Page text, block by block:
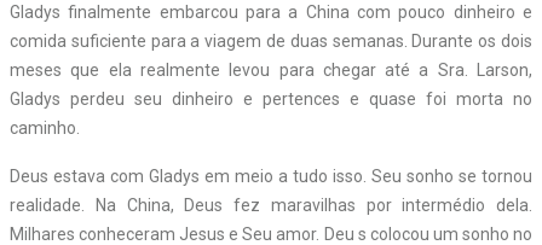
Gladys finalmente embarcou para a China com pouco dinheiro e
comida suficiente para a viagem de duas semanas. Durante os dois
meses que ela realmente levou para chegar até a Sra. Larson,
Gladys perdeu seu dinheiro e pertences e quase foi morta no
caminho.
Deus estava com Gladys em meio a tudo isso. Seu sonho se tornou
realidade. Na China, Deus fez maravilhas por intermédio dela.
Milhares conheceram Jesus e Seu amor. Deu s colocou um sonho no